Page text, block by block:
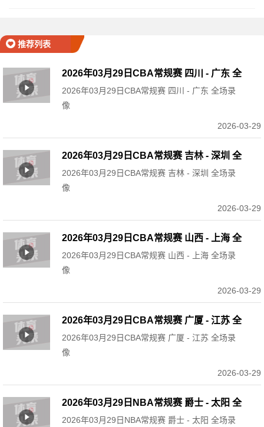
推荐列表
2026年03月29日CBA常规赛 四川 - 广东 全
场录像
2026年03月29日CBA常规赛 四川 - 广东 全场录
像
2026-03-29
2026年03月29日CBA常规赛 吉林 - 深圳 全
场录像
2026年03月29日CBA常规赛 吉林 - 深圳 全场录
像
2026-03-29
2026年03月29日CBA常规赛 山西 - 上海 全
场录像
2026年03月29日CBA常规赛 山西 - 上海 全场录
像
2026-03-29
2026年03月29日CBA常规赛 广厦 - 江苏 全
场录像
2026年03月29日CBA常规赛 广厦 - 江苏 全场录
像
2026-03-29
2026年03月29日NBA常规赛 爵士 - 太阳 全
场录像
2026年03月29日NBA常规赛 爵士 - 太阳 全场录